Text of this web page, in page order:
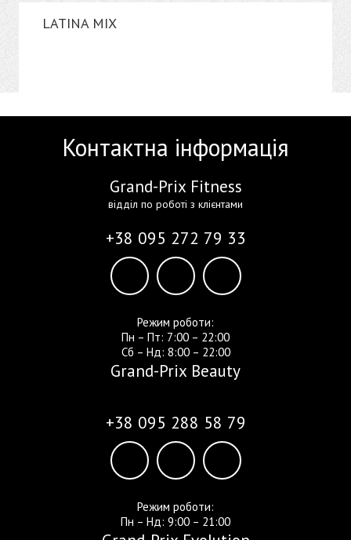
LATINA MIX
Контактна інформація
Grand-Prix Fitness
відділ по роботі з клієнтами
+38 095 272 79 33
Режим роботи:
Пн – Пт: 7:00 – 22:00
Сб – Нд: 8:00 – 22:00
Grand-Prix Beauty
+38 095 288 58 79
Режим роботи:
Пн – Нд: 9:00 – 21:00